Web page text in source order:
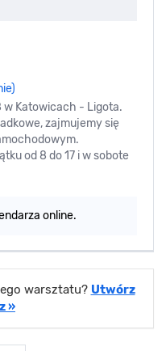
w Katowicach - Ligota.
zajmujemy się
od 8 do 17 i w sobote
online.
warsztatu? Utwórz
»